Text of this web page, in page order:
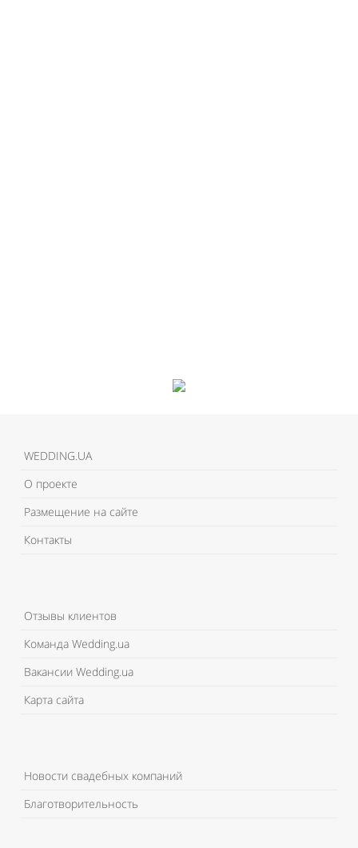
WEDDING.UA
О проекте
Размещение на сайте
Контакты
Отзывы клиентов
Команда Wedding.ua
Вакансии Wedding.ua
Карта сайта
Новости свадебных компаний
Благотворительность